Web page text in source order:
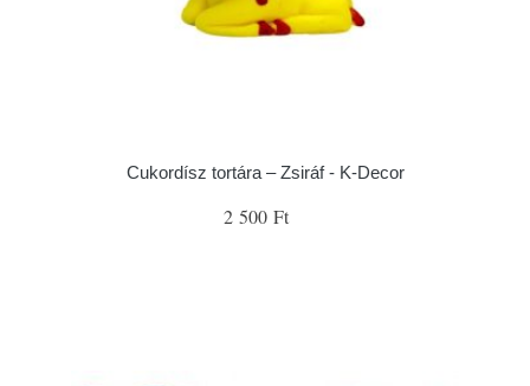
Cukordísz tortára – Zsiráf - K-Decor
2 500 Ft